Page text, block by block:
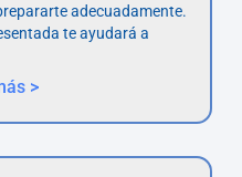
adecuadamente.
te ayudará a
>